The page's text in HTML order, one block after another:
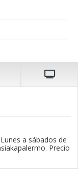
a sábados de
Precio